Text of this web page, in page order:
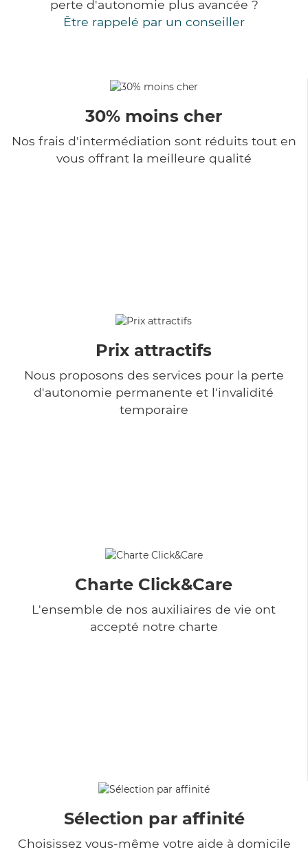
perte d'autonomie plus avancée ?
Être rappelé par un conseiller
30% moins cher
Nos frais d'intermédiation sont réduits tout en
vous offrant la meilleure qualité
Prix attractifs
Nous proposons des services pour la perte
d'autonomie permanente et l'invalidité
temporaire
Charte Click&Care
L'ensemble de nos auxiliaires de vie ont
accepté notre charte
Sélection par affinité
Choisissez vous-même votre aide à domicile